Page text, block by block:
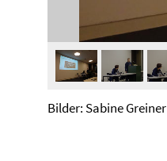
Bilder: Sabine Greiner